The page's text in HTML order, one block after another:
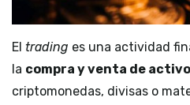
El trading es una actividad
la compra y venta de
criptomonedas, divisas o